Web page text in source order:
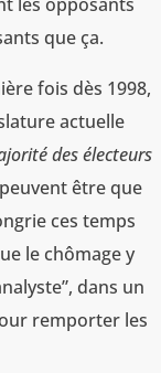
que ça.
fois dès 1998,
actuelle
des électeurs
être que
ces temps
le chômage y
dans un
remporter les